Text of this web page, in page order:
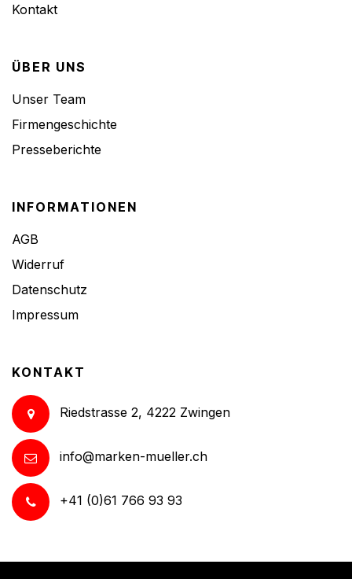
Kontakt
ÜBER UNS
Unser Team
Firmengeschichte
Presseberichte
INFORMATIONEN
AGB
Widerruf
Datenschutz
Impressum
KONTAKT
Riedstrasse 2, 4222 Zwingen
info@marken-mueller.ch
+41 (0)61 766 93 93